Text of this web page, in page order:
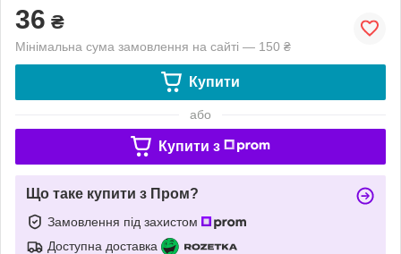
36 ₴
Мінімальна сума замовлення на сайті — 150 ₴
Купити
або
Купити з
Що таке купити з Пром?
Замовлення під захистом
Доступна доставка